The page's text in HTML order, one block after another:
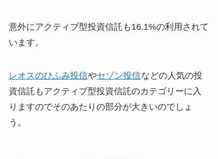
意外にアクティブ型投資信託も16.1%の利用されて
います。
レオスのひふみ投信やセゾン投信などの人気の投
資信託もアクティブ型投資信託のカテゴリーに入
りますのでそのあたりの部分が大きいのでしょ
う。